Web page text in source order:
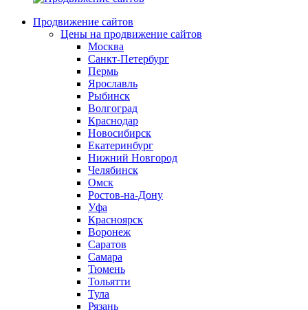
Продвижение сайтов
Цены на продвижение сайтов
Москва
Санкт-Петербург
Пермь
Ярославль
Рыбинск
Волгоград
Краснодар
Новосибирск
Екатеринбург
Нижний Новгород
Челябинск
Омск
Ростов-на-Дону
Уфа
Красноярск
Воронеж
Саратов
Самара
Тюмень
Тольятти
Тула
Рязань